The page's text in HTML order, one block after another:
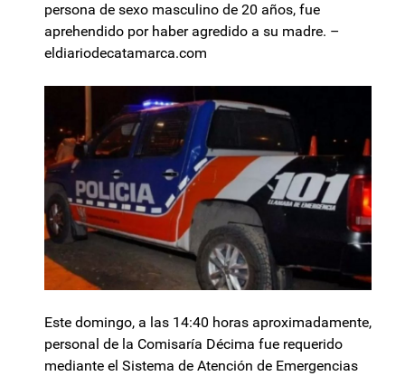
persona de sexo masculino de 20 años, fue
aprehendido por haber agredido a su madre. –
eldiariodecatamarca.com
Este domingo, a las 14:40 horas aproximadamente,
personal de la Comisaría Décima fue requerido
mediante el Sistema de Atención de Emergencias